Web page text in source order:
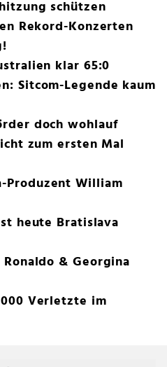
schützen
Rekord-Konzerten
klar 65:0
Sitcom-Legende kaum
doch wohlauf
zum ersten Mal
Produzent William
heute Bratislava
& Georgina
Verletzte im